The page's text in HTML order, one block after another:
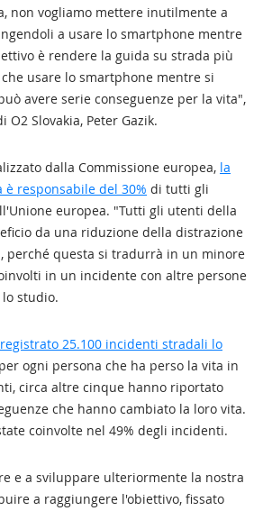
non vogliamo mettere inutilmente a
a usare lo smartphone mentre
è rendere la guida su strada più
usare lo smartphone mentre si
avere serie conseguenze per la vita",
O2 Slovakia, Peter Gazik.
dalla Commissione europea, la
responsabile del 30% di tutti gli
europea. "Tutti gli utenti della
da una riduzione della distrazione
perché questa si tradurrà in un minore
in un incidente con altre persone
studio.
25.100 incidenti stradali lo
ogni persona che ha perso la vita in
circa altre cinque hanno riportato
che hanno cambiato la loro vita.
coinvolte nel 49% degli incidenti.
e a sviluppare ulteriormente la nostra
a raggiungere l'obiettivo, fissato